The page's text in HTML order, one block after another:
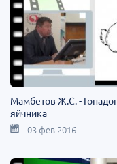
Мамбетов Ж.С. -
яйчника
03 фев 2016